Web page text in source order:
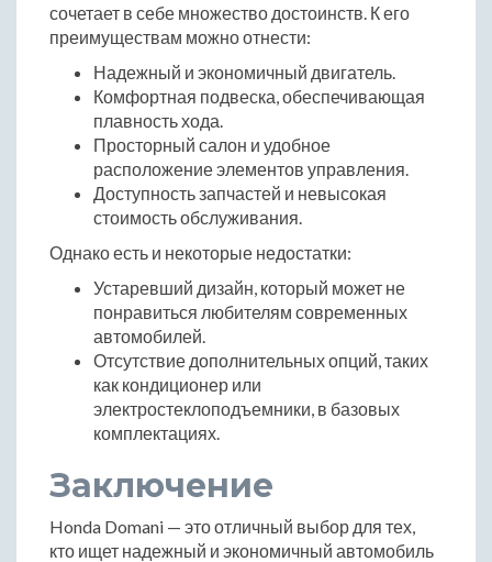
сочетает в себе множество достоинств. К его
преимуществам можно отнести:
Надежный и экономичный двигатель.
Комфортная подвеска, обеспечивающая
плавность хода.
Просторный салон и удобное
расположение элементов управления.
Доступность запчастей и невысокая
стоимость обслуживания.
Однако есть и некоторые недостатки:
Устаревший дизайн, который может не
понравиться любителям современных
автомобилей.
Отсутствие дополнительных опций, таких
как кондиционер или
электростеклоподъемники, в базовых
комплектациях.
Заключение
Honda Domani — это отличный выбор для тех,
кто ищет надежный и экономичный автомобиль